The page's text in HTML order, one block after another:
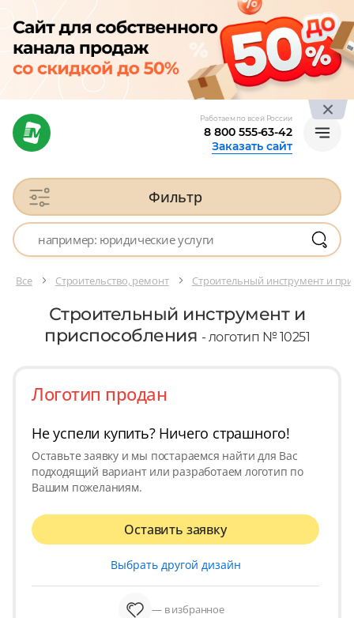
Работаем по всей России
8 800 555-63-42
Заказать сайт
Фильтр
Все Строительство, ремонт Строительный инструмент и
Строительный инструмент и
приспособления - логотип № 10251
Логотип продан
Не успели купить? Ничего страшного!
Оставьте заявку и мы постараемся найти для Вас
подходящий вариант или разработаем логотип по
Вашим пожеланиям.
Оставить заявку
Выбрать другой дизайн
— в избранное